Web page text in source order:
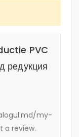
PVC
my-
a review.